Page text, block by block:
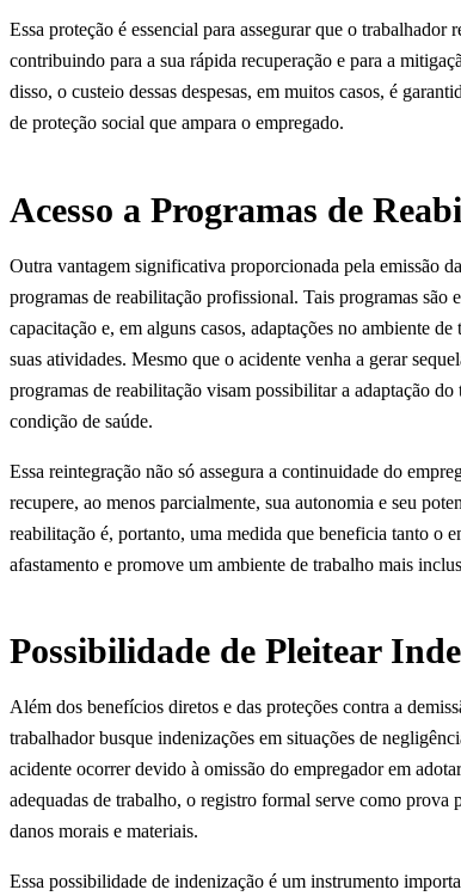
Essa proteção é essencial para assegurar que o trabalhador
contribuindo para a sua rápida recuperação e para a
disso, o custeio dessas despesas, em muitos casos, é
de proteção social que ampara o empregado.
Acesso a Programas de
Outra vantagem significativa proporcionada pela emissão
programas de reabilitação profissional. Tais programas são
capacitação e, em alguns casos, adaptações no ambiente
suas atividades. Mesmo que o acidente venha a gerar
programas de reabilitação visam possibilitar a adaptação
condição de saúde.
Essa reintegração não só assegura a continuidade do
recupere, ao menos parcialmente, sua autonomia e seu
reabilitação é, portanto, uma medida que beneficia tanto o
afastamento e promove um ambiente de trabalho mais
Possibilidade de Pleitear
Além dos benefícios diretos e das proteções contra a
trabalhador busque indenizações em situações de
acidente ocorrer devido à omissão do empregador em
adequadas de trabalho, o registro formal serve como prova
danos morais e materiais.
Essa possibilidade de indenização é um instrumento